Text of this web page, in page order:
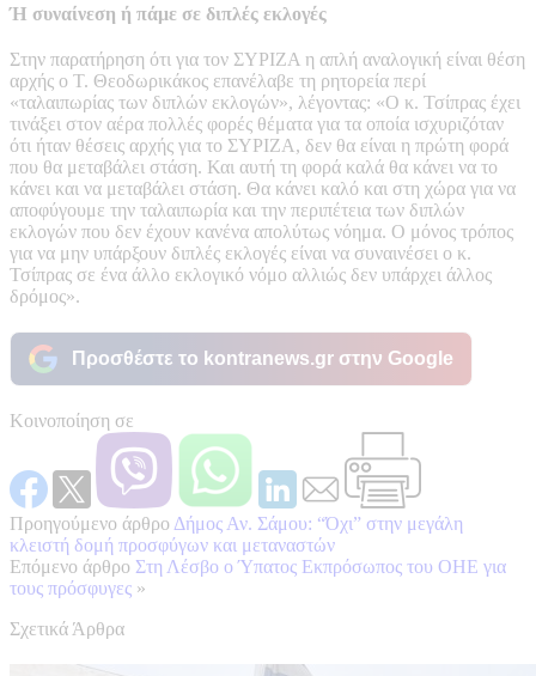
Ή συναίνεση ή πάμε σε διπλές εκλογές
Στην παρατήρηση ότι για τον ΣΥΡΙΖΑ η απλή αναλογική είναι θέση
αρχής ο Τ. Θεοδωρικάκος επανέλαβε τη ρητορεία περί
«ταλαιπωρίας των διπλών εκλογών», λέγοντας: «Ο κ. Τσίπρας έχει
τινάξει στον αέρα πολλές φορές θέματα για τα οποία ισχυριζόταν
ότι ήταν θέσεις αρχής για το ΣΥΡΙΖΑ, δεν θα είναι η πρώτη φορά
που θα μεταβάλει στάση. Και αυτή τη φορά καλά θα κάνει να το
κάνει και να μεταβάλει στάση. Θα κάνει καλό και στη χώρα για να
αποφύγουμε την ταλαιπωρία και την περιπέτεια των διπλών
εκλογών που δεν έχουν κανένα απολύτως νόημα. Ο μόνος τρόπος
για να μην υπάρξουν διπλές εκλογές είναι να συναινέσει ο κ.
Τσίπρας σε ένα άλλο εκλογικό νόμο αλλιώς δεν υπάρχει άλλος
δρόμος».
Προσθέστε το kontranews.gr στην Google
Κοινοποίηση σε
Προηγούμενο άρθρο Δήμος Αν. Σάμου: “Όχι” στην μεγάλη
κλειστή δομή προσφύγων και μεταναστών
Επόμενο άρθρο Στη Λέσβο ο Ύπατος Εκπρόσωπος του ΟΗΕ για
τους πρόσφυγες »
Σχετικά Άρθρα